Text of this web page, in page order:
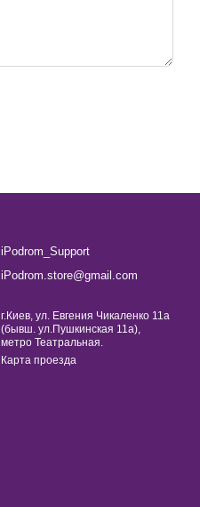
iPodrom_Support
iPodrom.store@gmail.com
г.Киев, ул. Евгения Чикаленко 11а
(бывш. ул.Пушкинская 11а),
метро Театральная.
Карта проезда